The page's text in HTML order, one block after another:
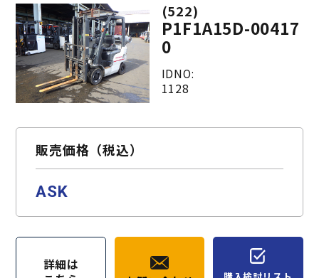
採用情報
ESG/SDGs
(522)
P1F1A15D-00417
0
IDNO:
1128
販売価格（税込）
ASK
詳細は